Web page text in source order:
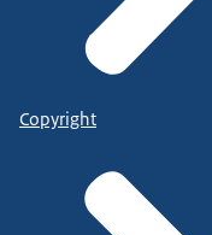
Copyright